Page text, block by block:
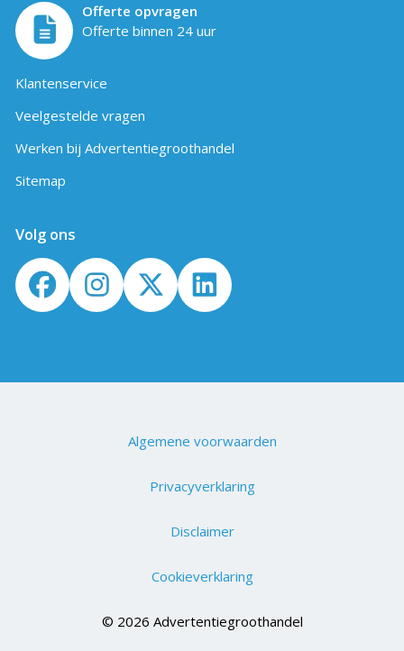
Offerte opvragen
Offerte binnen 24 uur
Klantenservice
Veelgestelde vragen
Werken bij Advertentiegroothandel
Sitemap
Volg ons
Algemene voorwaarden
Privacyverklaring
Disclaimer
Cookieverklaring
© 2026 Advertentiegroothandel